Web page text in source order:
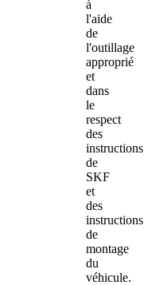
à
l'aide
de
l'outillage
approprié
et
dans
le
respect
des
instructions
de
SKF
et
des
instructions
de
montage
du
véhicule.